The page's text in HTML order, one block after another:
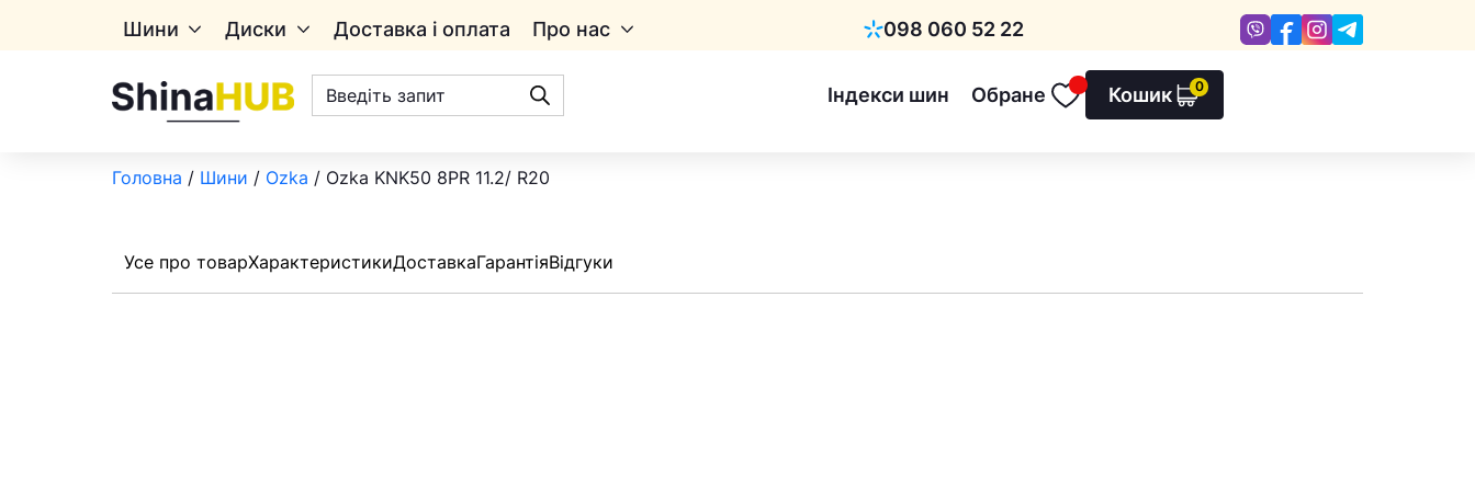
Шини Диски Доставка і оплата Про нас 098 060 52 22
Київстар
ViberFacebookInstagram
Пошук
товарів
Індекси шин Обране
Обране Кошик 0
Головна / Шини / Ozka / Ozka KNK50 8PR 11.2/ R20
Усе про товарХарактеристикиДоставкаГарантіяВідгуки